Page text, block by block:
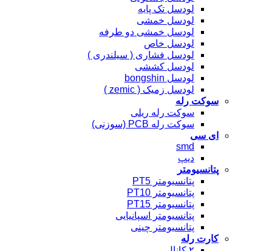
لودسل تک پایه
لودسل خمشی
لودسل خمشی دو طرفه
لودسل خاص
لودسل فشاری ( سیلندری )
لودسل کششی
لودسل bongshin
لودسل زمیک ( zemic )
سوکت رله
سوکت رله ریلی
سوکت رله PCB (سوزنی)
ای سی
smd
دیپ
پتانسیومتر
پتانسیومتر PT5
پتانسیومتر PT10
پتانسیومتر PT15
پتانسیومتر اسپانیایی
پتانسیومتر چینی
کارت رله